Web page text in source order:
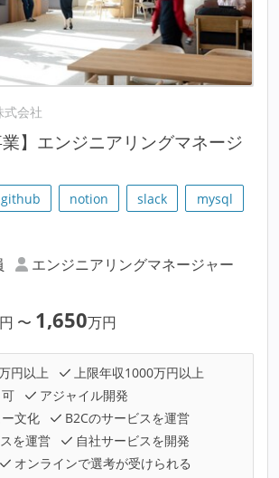
式会社
業】エンジニアリングマネージ
github notion slack
mysql
エンジニアリングマネージャー
〜 1,650万円
円以上
上限年収1000万円以上
アジャイル開発
文化
B2Cのサービスを運営
を運営
自社サービスを開発
オンラインで選考が受けられる